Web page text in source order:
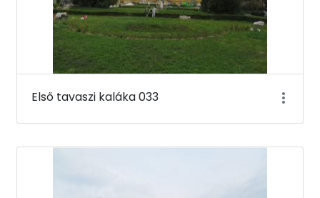
Első tavaszi kaláka 033